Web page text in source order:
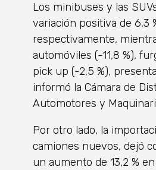
Los minibuses y las
variación positiva de 6,3
respectivamente,
automóviles (-11,8 %),
pick up (-2,5 %),
informó la Cámara de
Automotores y
Por otro lado, la
camiones nuevos, dejó
un aumento de 13,2 %